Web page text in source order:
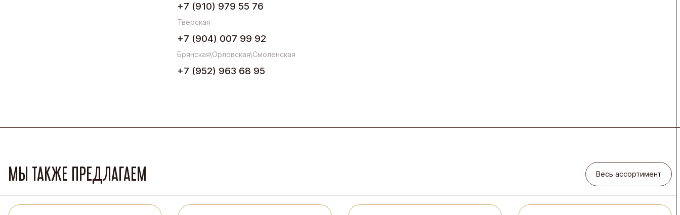
+7 (910) 979 55 76
Тверская
+7 (904) 007 99 92
Брянская\Орловская\Смоленская
+7 (952) 963 68 95
МЫ ТАКЖЕ ПРЕДЛАГАЕМ Весь ассортимент